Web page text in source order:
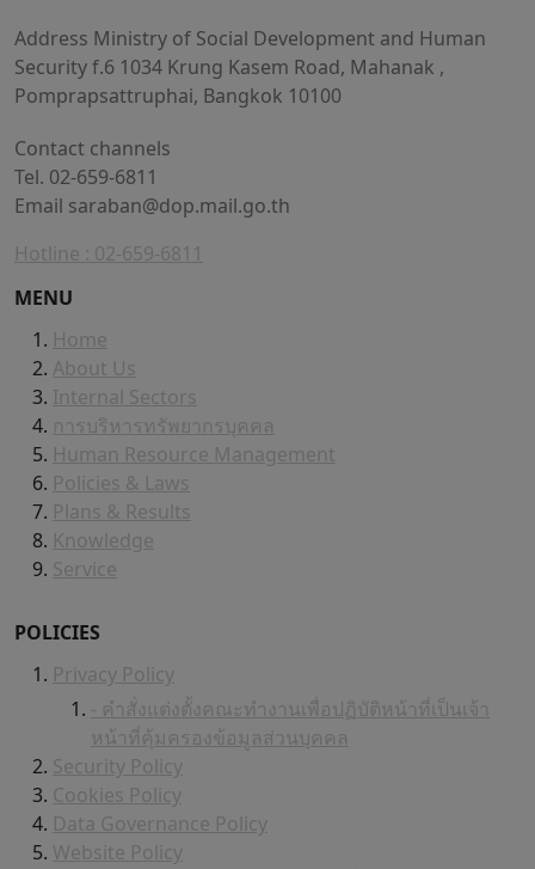
Address Ministry of Social Development and Human
Security f.6 1034 Krung Kasem Road, Mahanak ,
Pomprapsattruphai, Bangkok 10100
Contact channels
Tel. 02-659-6811
Email saraban@dop.mail.go.th
Hotline : 02-659-6811
MENU
Home
About Us
Internal Sectors
การบริหารทรัพยากรบุคคล
Human Resource Management
Policies & Laws
Plans & Results
Knowledge
Service
POLICIES
Privacy Policy
- คำสั่งแต่งตั้งคณะทำงานเพื่อปฏิบัติหน้าที่เป็นเจ้า
หน้าที่คุ้มครองข้อมูลส่วนบุคคล
Security Policy
Cookies Policy
Data Governance Policy
Website Policy